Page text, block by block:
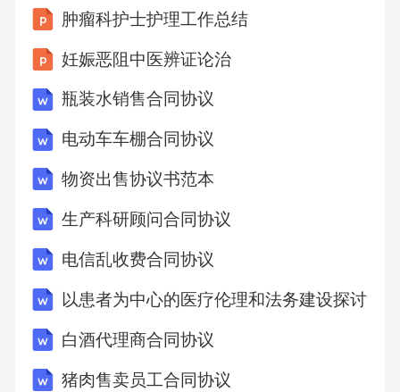
年人投资，甚至虚构投资项目。02资金挪用将
老年人的资金挪作他用，或进行高风险投资，
导致资金无法收回。03诈骗手法更新非法集资
者不断变换手法，如利用互联网、社交媒体等
新兴渠道进行诈骗。04套路贷案例（暴力催收
过程）签订虚假合同借款人被迫签订虚高的借
力催收手段采用恐吓、骚扰、殴打等暴力手段
催收债务，甚至涉及黑社会性质的组织。恶意
制造违约通过故意制造违约，让借款人陷入困
境，以便进行暴力催收。破坏社会秩序套路贷
行为不仅危害借款人的合法权益，还破坏社会
秩序和稳定。跨境电信诈骗案例（资金流向追
肿瘤科护士护理工作总结
妊娠恶阻中医辨证论治
瓶装水销售合同协议
电动车车棚合同协议
物资出售协议书范本
生产科研顾问合同协议
电信乱收费合同协议
以患者为中心的医疗伦理和法务建设探讨
白酒代理商合同协议
猪肉售卖员工合同协议